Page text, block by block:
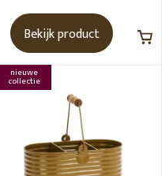
Bekijk product
nieuwe
collectie